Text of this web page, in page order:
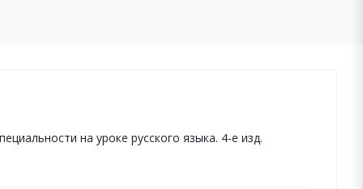
на уроке русского языка. 4-е изд.